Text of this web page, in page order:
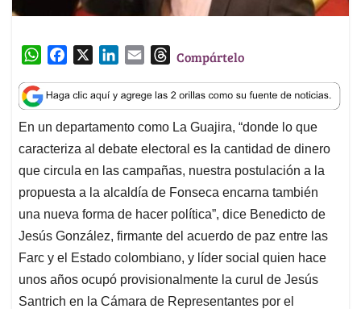
W
a
t
s
A
p
p
c
e
b
o
o
k
n
k
e
d
I
n
a
i
l
T
r
e
a
d
s
Compártelo
En un departamento como La Guajira, “donde lo que
caracteriza al debate electoral es la cantidad de dinero
que circula en las campañas, nuestra postulación a la
propuesta a la alcaldía de Fonseca encarna también
una nueva forma de hacer política”, dice Benedicto de
Jesús González, firmante del acuerdo de paz entre las
Farc y el Estado colombiano, y líder social quien hace
unos años ocupó provisionalmente la curul de Jesús
Santrich en la Cámara de Representantes por el